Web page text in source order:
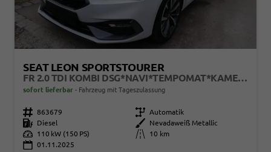
SEAT LEON SPORTSTOURER
FR 2.0 TDI KOMBI DSG*NAVI*TEMPOMAT*KAMERA*KEYLESS-GO*VIRTUAL COCKPIT*
sofort lieferbar Fahrzeug mit Tageszulassung
Fahrzeugnr. 863679 Getriebe Automatik
Kraftstoff
Diesel Außenfarbe
Nevadaweiß Metallic
Leistung
110 kW (150 PS) Kilometerstand
10 km
01.11.2025